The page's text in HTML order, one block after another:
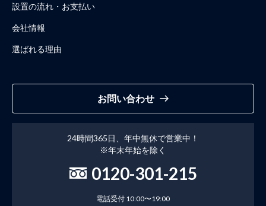
設置の流れ・お支払い
会社情報
選ばれる理由
お問い合わせ
24時間365日、年中無休で営業中！
※年末年始を除く
0120-301-215
電話受付 10:00〜19:00